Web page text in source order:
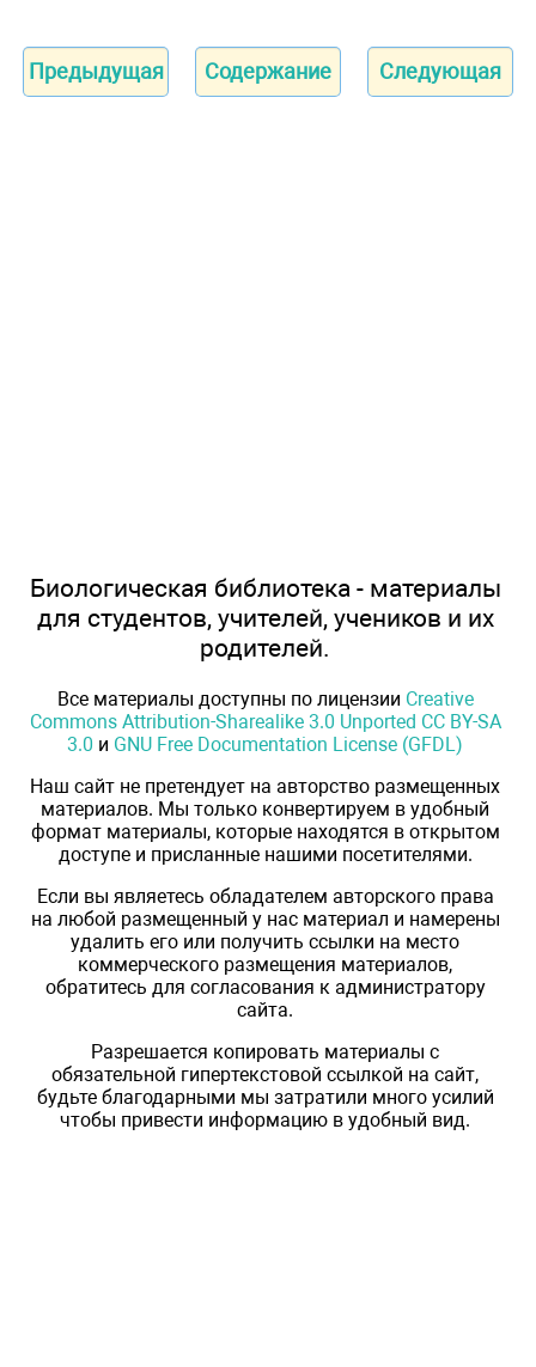
Предыдущая Содержание Следующая
Биологическая библиотека - материалы
для студентов, учителей, учеников и их
родителей.
Все материалы доступны по лицензии Creative
Commons Attribution-Sharealike 3.0 Unported CC BY-SA
3.0 и GNU Free Documentation License (GFDL)
Наш сайт не претендует на авторство размещенных
материалов. Мы только конвертируем в удобный
формат материалы, которые находятся в открытом
доступе и присланные нашими посетителями.
Если вы являетесь обладателем авторского права
на любой размещенный у нас материал и намерены
удалить его или получить ссылки на место
коммерческого размещения материалов,
обратитесь для согласования к администратору
сайта.
Разрешается копировать материалы с
обязательной гипертекстовой ссылкой на сайт,
будьте благодарными мы затратили много усилий
чтобы привести информацию в удобный вид.